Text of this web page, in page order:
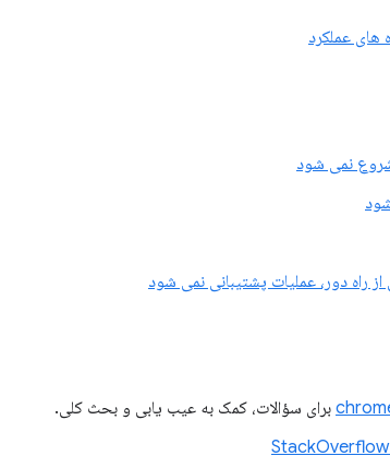
های عملکرد
نمی شود
از راه دور، عملیات پشتیبانی نمی شود
برای سؤالات، کمک به عیب یابی و بحث کلی.